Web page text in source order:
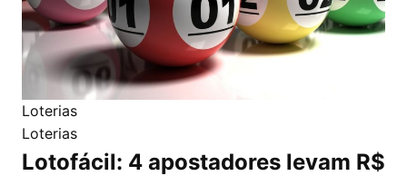
Loterias
Loterias
Lotofácil: 4 apostadores levam R$